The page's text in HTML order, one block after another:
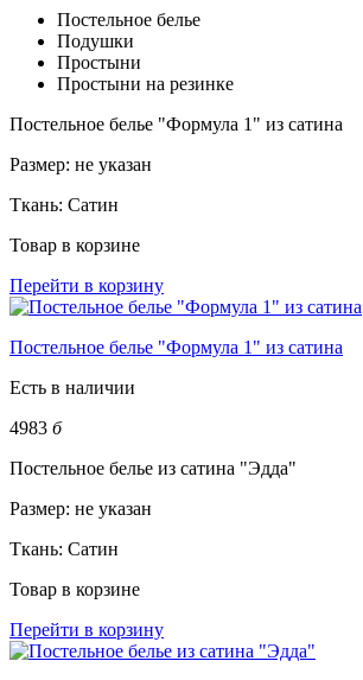
Постельное белье
Подушки
Простыни
Простыни на резинке
Постельное белье "Формула 1" из сатина
Размер: не указан
Ткань: Сатин
Товар в корзине
Перейти в корзину
Постельное белье "Формула 1" из сатина
Есть в наличии
4983 б
Постельное белье из сатина "Эдда"
Размер: не указан
Ткань: Сатин
Товар в корзине
Перейти в корзину